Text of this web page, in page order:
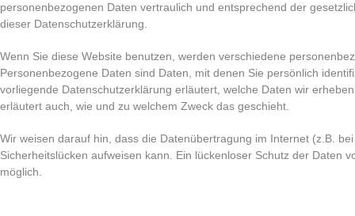
personenbezogenen Daten vertraulich und entsprechend der
dieser Datenschutzerklärung.
Wenn Sie diese Website benutzen, werden verschiedene
Personenbezogene Daten sind Daten, mit denen Sie persönlich
vorliegende Datenschutzerklärung erläutert, welche Daten wir
erläutert auch, wie und zu welchem Zweck das geschieht.
Wir weisen darauf hin, dass die Datenübertragung im Internet (z.B.
Sicherheitslücken aufweisen kann. Ein lückenloser Schutz der Daten
möglich.